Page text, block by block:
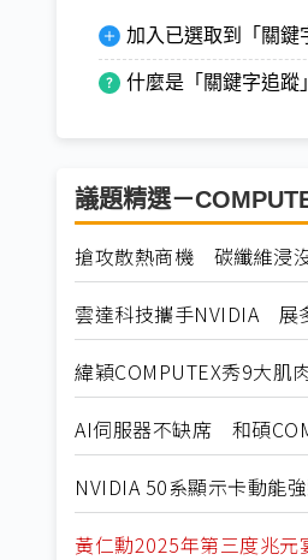
加入已選取到「關鍵
什麼是「關鍵字追蹤」
議題精選－
搶攻散熱商機 碳纖維浸
雲達科技攜手NVIDIA 展
緯穎COMPUTEX秀9大
AI伺服器不缺席 和碩
NVIDIA 50系顯示卡動能
黃仁勳2025年第三度兆